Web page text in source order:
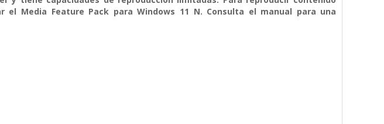
Media Feature Pack para Windows 11 N. Consulta el manual para una